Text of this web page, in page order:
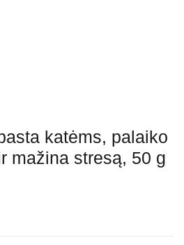
katėms, palaiko
mažina stresą, 50 g